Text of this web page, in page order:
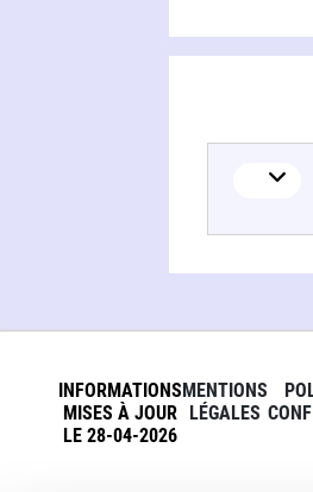
INFORMATIONS
MISES À JOUR
LE 28-04-2026
MENTIONS
LÉGALES